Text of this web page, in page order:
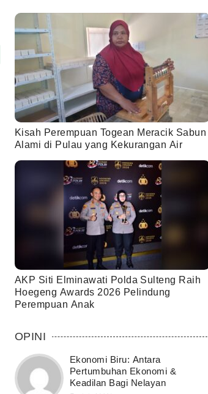
Kisah Perempuan Togean Meracik Sabun
Alami di Pulau yang Kekurangan Air
AKP Siti Elminawati Polda Sulteng Raih
Hoegeng Awards 2026 Pelindung
Perempuan Anak
OPINI
Ekonomi Biru: Antara
Pertumbuhan Ekonomi &
Keadilan Bagi Nelayan